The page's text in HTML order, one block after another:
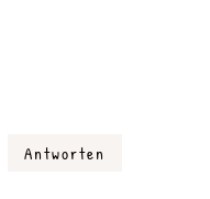
Antworten